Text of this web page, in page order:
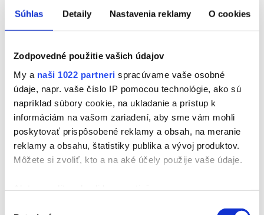
Súhlas Detaily Nastavenia reklamy O cookies
Zodpovedné použitie vašich údajov
My a naši 1022 partneri spracúvame vaše osobné
údaje, napr. vaše číslo IP pomocou technológie, ako sú
napríklad súbory cookie, na ukladanie a prístup k
informáciám na vašom zariadení, aby sme vám mohli
poskytovať prispôsobené reklamy a obsah, na meranie
reklamy a obsahu, štatistiky publika a vývoj produktov.
Môžete si zvoliť, kto a na aké účely použije vaše údaje.
Applied substances
highly concentrated active oxygen
fenugreek seed extract – natural analogue of estrogen
panthenol
ginseng extract
extract from “sea lettuce” (Ulva Lactuca)
We recommend undergoing treatment once every 4 to 5 weeks as
part of regular skin care for the neck and décolleté.The effects
visibleafter the first treatment.The procedure can be performed
and elasticity, deep skin hydration, natural collagen and elastin